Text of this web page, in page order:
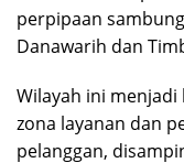
perpipaan
Danawarih dan
Wilayah ini
zona layanan dan
pelanggan,